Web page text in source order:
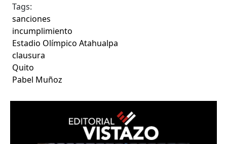
Tags:
sanciones
incumplimiento
Estadio Olímpico Atahualpa
clausura
Quito
Pabel Muñoz